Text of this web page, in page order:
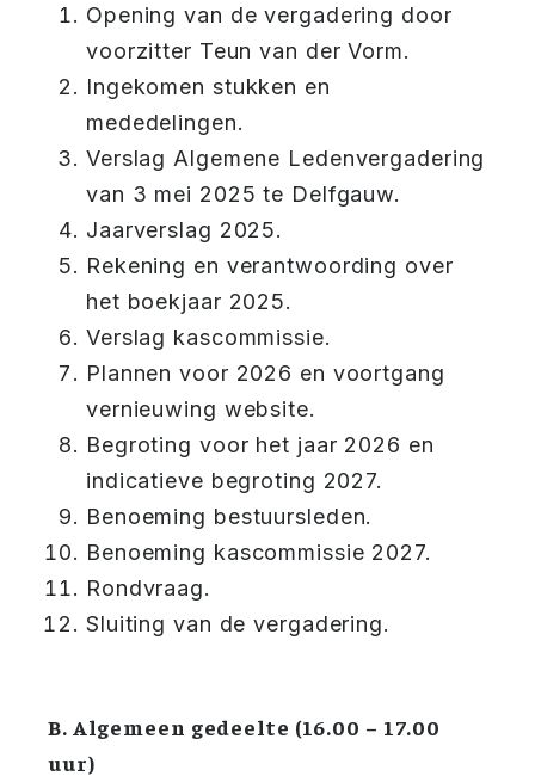
Opening van de vergadering door
voorzitter Teun van der Vorm.
Ingekomen stukken en
mededelingen.
Verslag Algemene Ledenvergadering
van 3 mei 2025 te Delfgauw.
Jaarverslag 2025.
Rekening en verantwoording over
het boekjaar 2025.
Verslag kascommissie.
Plannen voor 2026 en voortgang
vernieuwing website.
Begroting voor het jaar 2026 en
indicatieve begroting 2027.
Benoeming bestuursleden.
Benoeming kascommissie 2027.
Rondvraag.
Sluiting van de vergadering.
B. Algemeen gedeelte (16.00 – 17.00
uur)